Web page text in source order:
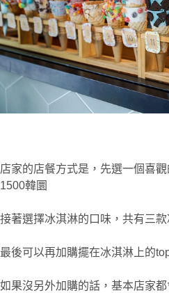
店家的店餐方式是，先選一個喜
1500韓圜
接著選擇冰淇淋的口味，共有三
最後可以再加購擺在冰淇淋上的
如果沒另外加購的話，基本店家